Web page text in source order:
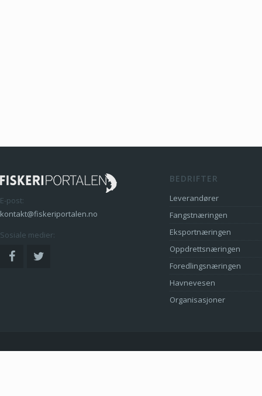
E-post:
kontakt@fiskeriportalen.no
Sosiale medier:
BEDRIFTER
Leverandører
Fangstnæringen
Eksportnæringen
Oppdrettsnæringen
Foredlingsnæringen
Havnevesen
Organisasjoner